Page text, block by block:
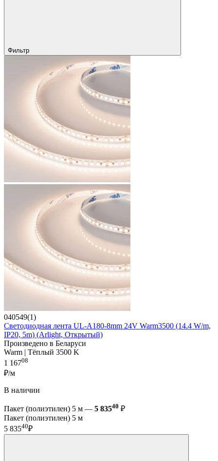
Фильтр
040549(1)
Светодиодная лента UL-A180-8mm 24V Warm3500 (14.4 W/m,
IP20, 5m) (Arlight, Открытый)
Произведено в Беларуси
Warm | Тёплый 3500 K
1 16708
₽/м
В наличии
Пакет (полиэтилен) 5 м — 5 83540 ₽
Пакет (полиэтилен) 5 м
5 83540₽